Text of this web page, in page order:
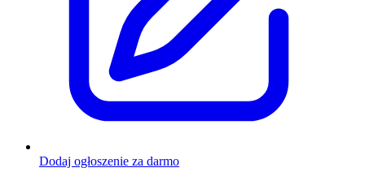
Dodaj ogłoszenie za darmo